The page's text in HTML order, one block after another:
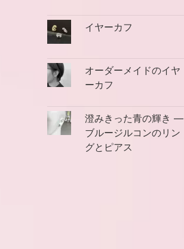
イヤーカフ
オーダーメイドのイヤ
ーカフ
澄みきった青の輝き ―
ブルージルコンのリン
グとピアス